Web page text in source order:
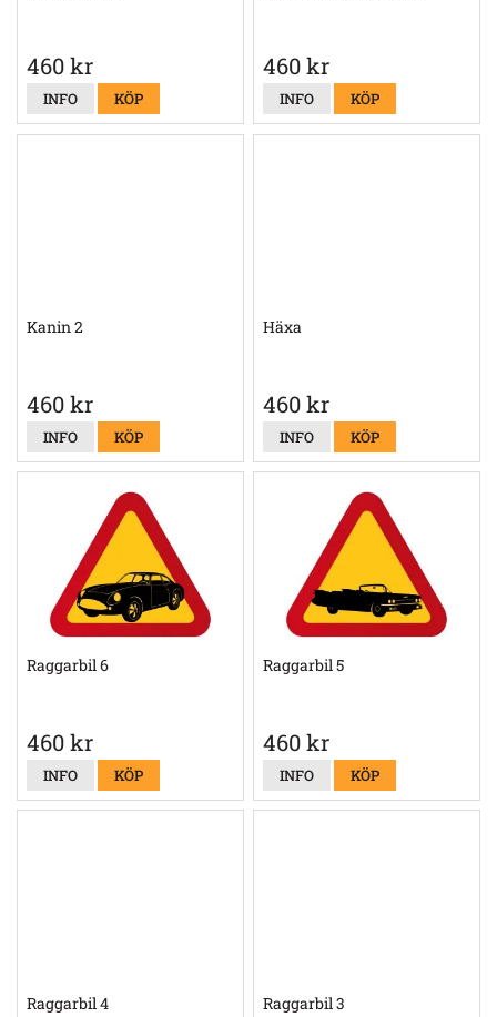
460 kr
INFO KÖP
460 kr
INFO KÖP
Kanin 2
460 kr
INFO KÖP
Häxa
460 kr
INFO KÖP
Raggarbil 6
460 kr
INFO KÖP
Raggarbil 5
460 kr
INFO KÖP
Raggarbil 4 Raggarbil 3